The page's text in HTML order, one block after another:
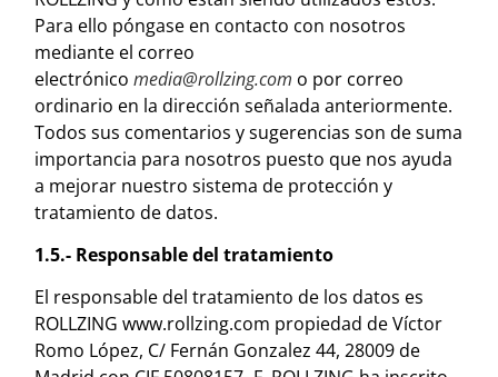
Para ello póngase en contacto con nosotros
mediante el correo
electrónico media@rollzing.com o por correo
ordinario en la dirección señalada anteriormente.
Todos sus comentarios y sugerencias son de suma
importancia para nosotros puesto que nos ayuda
a mejorar nuestro sistema de protección y
tratamiento de datos.
1.5.- Responsable del tratamiento
El responsable del tratamiento de los datos es
ROLLZING www.rollzing.com propiedad de Víctor
Romo López, C/ Fernán Gonzalez 44, 28009 de